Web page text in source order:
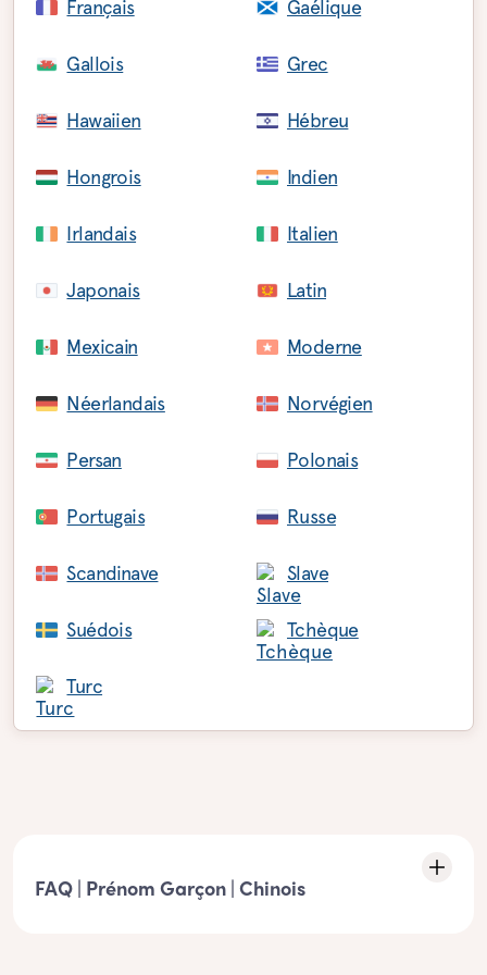
Français Gaélique
Gallois Grec
Hawaiien Hébreu
Hongrois Indien
Irlandais Italien
Japonais Latin
Mexicain Moderne
Néerlandais Norvégien
Persan Polonais
Portugais Russe
Scandinave Slave
Suédois Tchèque
Turc
FAQ | Prénom Garçon | Chinois